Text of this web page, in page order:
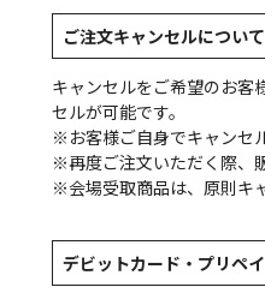
ご注文キャンセルについて
キャンセルをご希望のお客
セルが可能です。
※お客様ご自身でキャンセ
※再度ご注文いただく際、
※会場受取商品は、原則キ
デビットカード・プリペ